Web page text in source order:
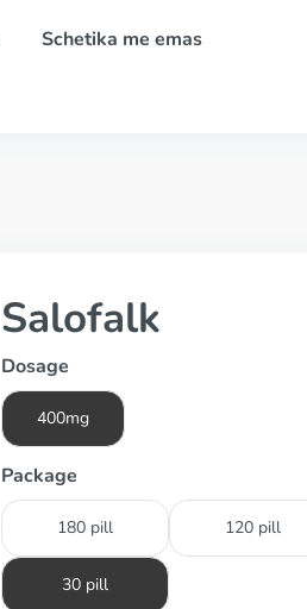
Schetika me emas
Salofalk
Dosage
400mg
Package
180 pill 120 pill
30 pill